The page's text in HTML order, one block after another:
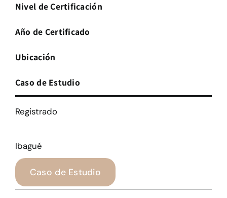
Nivel de Certificación
Año de Certificado
Ubicación
Caso de Estudio
Registrado
Ibagué
Caso de Estudio